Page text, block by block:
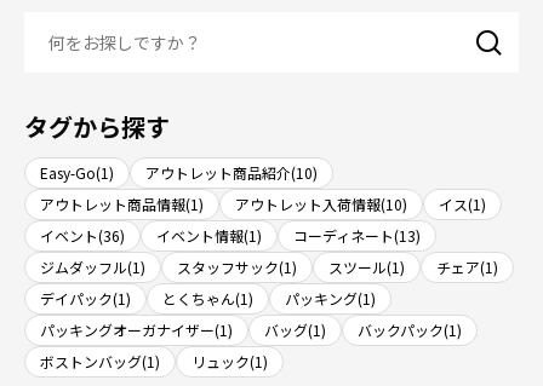
タグから探す
Easy-Go(1)
アウトレット商品紹介(10)
アウトレット商品情報(1)
アウトレット入荷情報(10)
イス(1)
イベント(36)
イベント情報(1)
コーディネート(13)
ジムダッフル(1)
スタッフサック(1) スツール(1)
チェア(1)
デイパック(1)
とくちゃん(1)
パッキング(1)
パッキングオーガナイザー(1)
バッグ(1)
バックパック(1)
ボストンバッグ(1)
リュック(1)